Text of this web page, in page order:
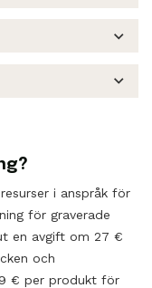
i anspråk för
för graverade
en avgift om 27 €
och
€ per produkt för